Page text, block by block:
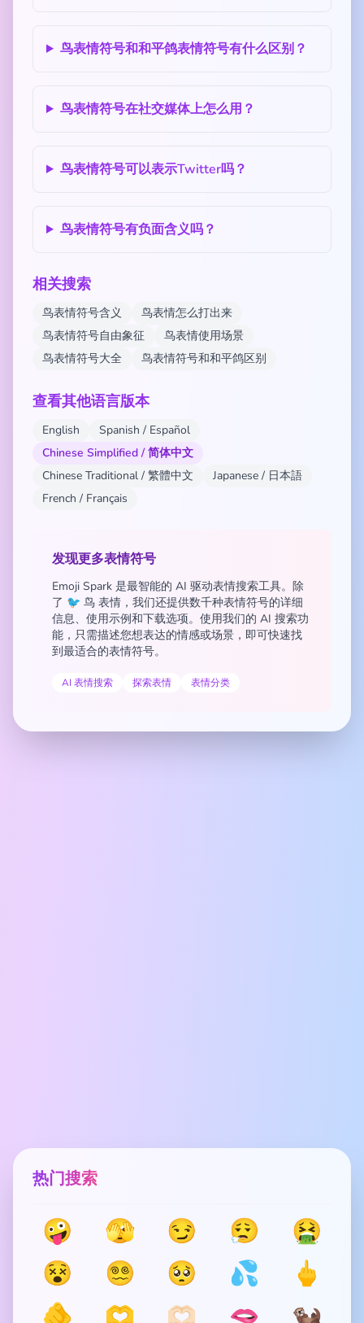
鸟表情符号和和平鸽表情符号有什么区别？
鸟表情符号在社交媒体上怎么用？
鸟表情符号可以表示Twitter吗？
鸟表情符号有负面含义吗？
相关搜索
鸟表情符号含义
鸟表情怎么打出来
鸟表情符号自由象征
鸟表情使用场景
鸟表情符号大全
鸟表情符号和和平鸽区别
查看其他语言版本
English
Spanish / Español
Chinese Simplified / 简体中文
Chinese Traditional / 繁體中文
Japanese / 日本語
French / Français
发现更多表情符号
Emoji Spark 是最智能的 AI 驱动表情搜索工具。除
了 🐦 鸟 表情，我们还提供数千种表情符号的详细
信息、使用示例和下载选项。使用我们的 AI 搜索功
能，只需描述您想表达的情感或场景，即可快速找
到最适合的表情符号。
AI 表情搜索 探索表情 表情分类
热门搜索
🤪 🫣 😏 😮‍💨
🤮
😵
😵‍💫 🥺 💦
🖕
🫵
🫶 🫶🏻 🫦 🦦